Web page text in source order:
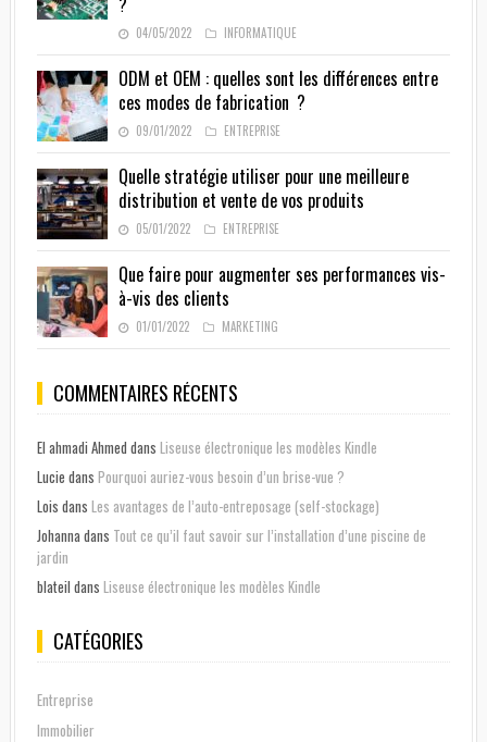
04/05/2022 INFORMATIQUE
ODM et OEM : quelles sont les différences entre
ces modes de fabrication ?
09/01/2022 ENTREPRISE
Quelle stratégie utiliser pour une meilleure
distribution et vente de vos produits
05/01/2022 ENTREPRISE
Que faire pour augmenter ses performances vis-
à-vis des clients
01/01/2022 MARKETING
COMMENTAIRES RÉCENTS
El ahmadi Ahmed dans Liseuse électronique les modèles Kindle
Lucie dans Pourquoi auriez-vous besoin d’un brise-vue ?
Lois dans Les avantages de l’auto-entreposage (self-stockage)
Johanna dans Tout ce qu’il faut savoir sur l’installation d’une piscine de
jardin
blateil dans Liseuse électronique les modèles Kindle
CATÉGORIES
Entreprise
Immobilier